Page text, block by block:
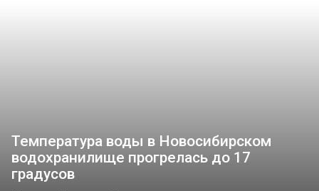
Температура воды в Новосибирском
водохранилище прогрелась до 17
градусов